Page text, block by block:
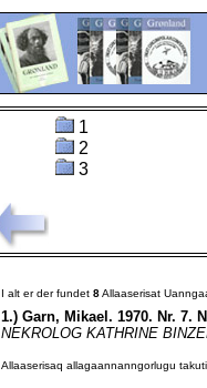
1
2
3
I alt er der fundet 8Allaaserisat
1.) Garn, Mikael. 1970. Nr. 7.
NEKROLOG KATHRINE
Allaaserisaq allagaannanngorlugu